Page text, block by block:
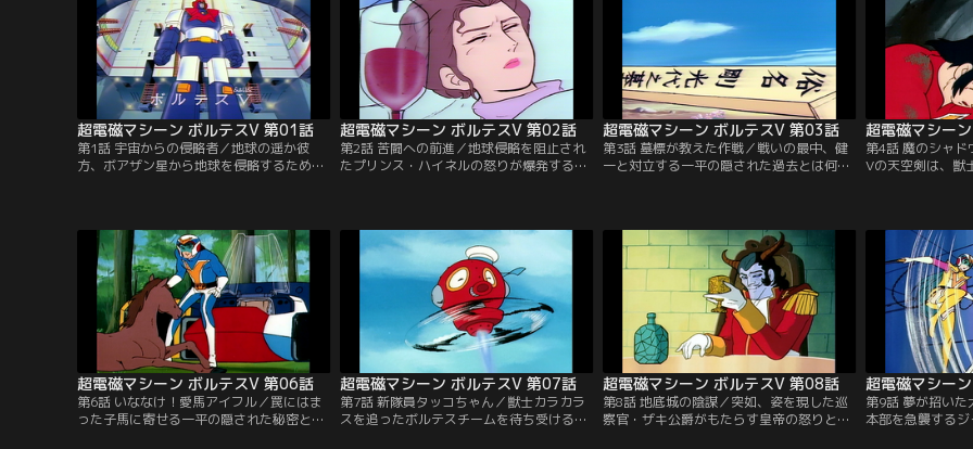
超電磁マシーン ボルテスV 第01話
第1話 宇宙からの侵略者／地球の遥か彼
方、ボアザン星から地球を侵略するための
に。しかし、この事態を以前から予測して
いた人達がいた。今はなき剛博士の息子た
ちを含む、5人の少年少女はボルトメカに
乗り込み、巨大ロボットに合体する！
超電磁マシーン ボルテスV 第02話
第2話 苦闘への前進／地球侵略を阻止され
たプリンス・ハイネルの怒りが爆発する。
超電磁マシーン ボルテスV 第03話
第3話 墓標が教えた作戦／戦いの最中、健
一と対立する一平の隠された過去とは何
超電磁マシー
第4話 魔のシャ
Vの天空剣は、獣
超電磁マシーン ボルテスV 第06話
第6話 いななけ！愛馬アイフル／罠にはま
った子馬に寄せる一平の隠された秘密とは
超電磁マシーン ボルテスV 第07話
第7話 新隊員タッコちゃん／獣士カラカラ
スを追ったボルテスチームを待ち受けるガ
超電磁マシーン ボルテスV 第08話
第8話 地底城の陰謀／突如、姿を現した巡
察官・ザキ公爵がもたらす皇帝の怒りとは
超電磁マシー
第9話 夢が招い
本部を急襲する